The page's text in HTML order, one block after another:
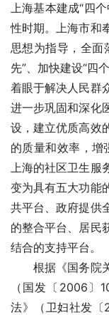
上海基本建成“四
性时期。上海市和
思想为指导，全面
先”、加快建设“四
着眼于解决人民群
进一步巩固和深化
设，建立优质高效
的质量和效率，增
上海的社区卫生服
变为具有五大功能
共平台、政府提供
的整合平台、居民
结合的支持平台。
根据《国务院关
（国发〔2006〕
法》（卫妇社发